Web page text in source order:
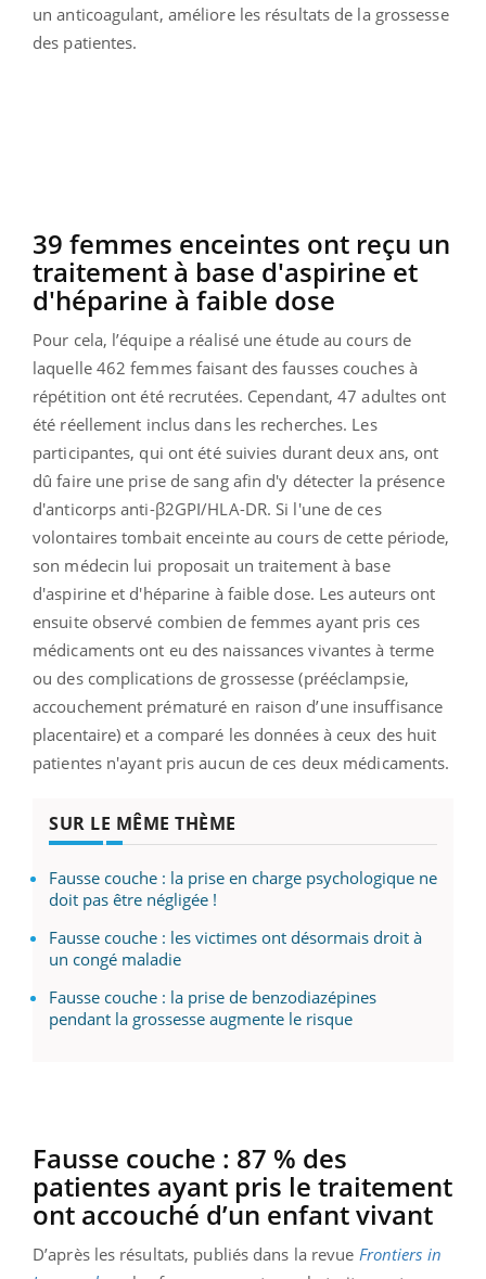
un anticoagulant, améliore les résultats de la grossesse
des patientes.
39 femmes enceintes ont reçu un
traitement à base d'aspirine et
d'héparine à faible dose
Pour cela, l’équipe a réalisé une étude au cours de
laquelle 462 femmes faisant des fausses couches à
répétition ont été recrutées. Cependant, 47 adultes ont
été réellement inclus dans les recherches. Les
participantes, qui ont été suivies durant deux ans, ont
dû faire une prise de sang afin d'y détecter la présence
d'anticorps anti-β2GPI/HLA-DR. Si l'une de ces
volontaires tombait enceinte au cours de cette période,
son médecin lui proposait un traitement à base
d'aspirine et d'héparine à faible dose. Les auteurs ont
ensuite observé combien de femmes ayant pris ces
médicaments ont eu des naissances vivantes à terme
ou des complications de grossesse (prééclampsie,
accouchement prématuré en raison d’une insuffisance
placentaire) et a comparé les données à ceux des huit
patientes n'ayant pris aucun de ces deux médicaments.
SUR LE MÊME THÈME
Fausse couche : la prise en charge psychologique ne
doit pas être négligée !
Fausse couche : les victimes ont désormais droit à
un congé maladie
Fausse couche : la prise de benzodiazépines
pendant la grossesse augmente le risque
Fausse couche : 87 % des
patientes ayant pris le traitement
ont accouché d’un enfant vivant
D’après les résultats, publiés dans la revue Frontiers in